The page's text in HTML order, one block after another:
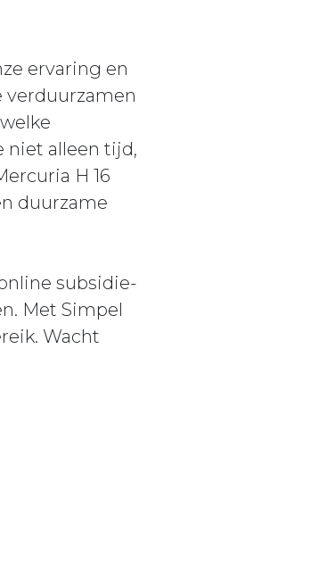
ervaring en
verduurzamen
niet alleen tijd,
H 16
duurzame
subsidie-
Met Simpel
Wacht